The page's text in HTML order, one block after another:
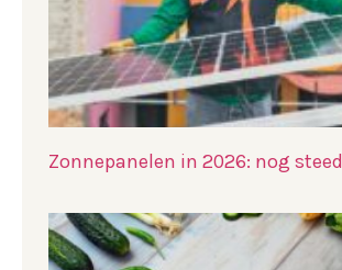
Zonnepanelen in 2026: nog